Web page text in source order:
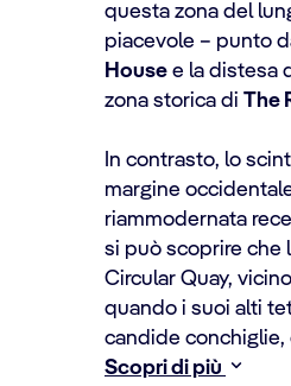
questa zona del
piacevole – punto
House e la distesa
zona storica di The
In contrasto, lo
margine
riammodernata
si può scoprire che
Circular Quay,
quando i suoi alti
candide
Scopri di più